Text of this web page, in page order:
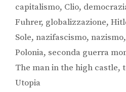
capitalismo, Clio,
Fuhrer, globalizzazione,
Sole, nazifascismo, nazismo,
Polonia, seconda guerra
The man in the high castle,
Utopia